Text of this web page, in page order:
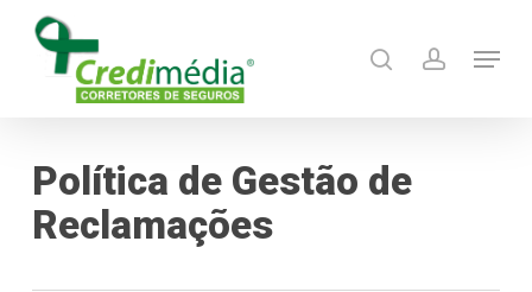
search account
Menu
Política de Gestão de
Reclamações